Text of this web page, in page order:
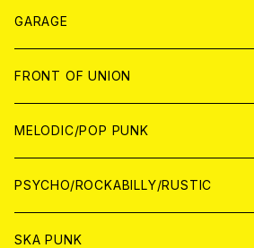
ANALOG
GARAGE
JAPAN
アナログ
CD
WORLD
アナログ
CD
FRONT OF UNION
MELODIC/POP PUNK
JAPAN
CD
WORLD
PSYCHO/ROCKABILLY/RUSTIC
JAPAN
SKA PUNK